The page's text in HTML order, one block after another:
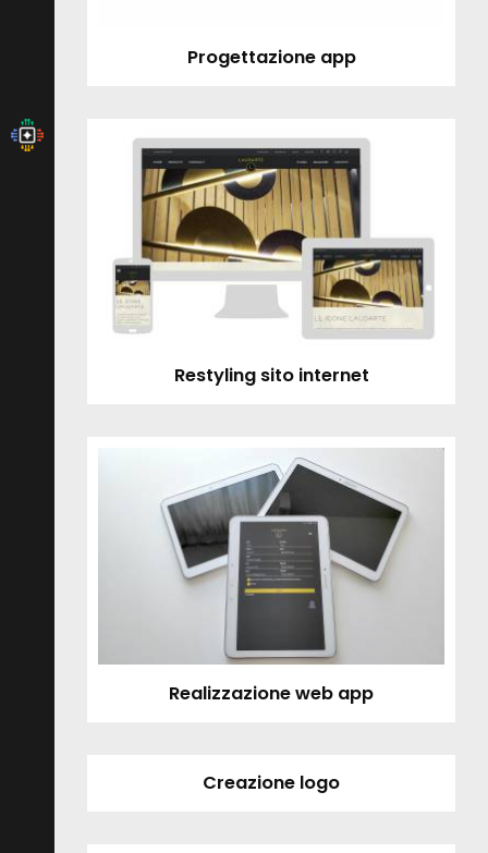
Progettazione app
Restyling sito internet
Realizzazione web app
Creazione logo